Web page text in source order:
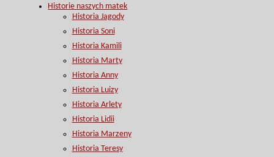
Historie naszych matek
Historia Jagody
Historia Soni
Historia Kamili
Historia Marty
Historia Anny
Historia Luizy
Historia Arlety
Historia Lidii
Historia Marzeny
Historia Teresy